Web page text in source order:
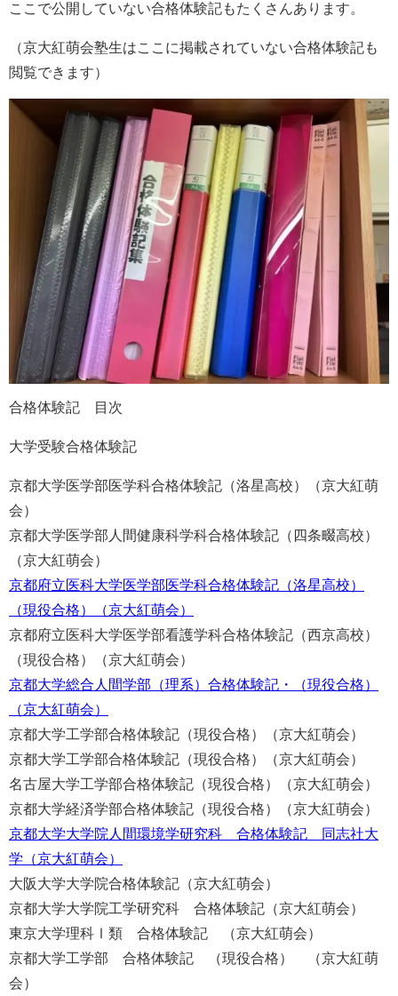
ここで公開していない合格体験記もたくさんあります。
（京大紅萌会塾生はここに掲載されていない合格体験記も
閲覧できます）
合格体験記 目次
大学受験合格体験記
京都大学医学部医学科合格体験記（洛星高校）（京大紅萌
会）
京都大学医学部人間健康科学科合格体験記（四条畷高校）
（京大紅萌会）
京都府立医科大学医学部医学科合格体験記（洛星高校）
（現役合格）（京大紅萌会）
京都府立医科大学医学部看護学科合格体験記（西京高校）
（現役合格）（京大紅萌会）
京都大学総合人間学部（理系）合格体験記・（現役合格）
（京大紅萌会）
京都大学工学部合格体験記（現役合格）（京大紅萌会）
京都大学工学部合格体験記（現役合格）（京大紅萌会）
名古屋大学工学部合格体験記（現役合格）（京大紅萌会）
京都大学経済学部合格体験記（現役合格）（京大紅萌会）
京都大学大学院人間環境学研究科 合格体験記 同志社大
学（京大紅萌会）
大阪大学大学院合格体験記（京大紅萌会）
京都大学大学院工学研究科 合格体験記（京大紅萌会）
東京大学理科Ⅰ類 合格体験記 （京大紅萌会）
京都大学工学部 合格体験記 （現役合格） （京大紅萌
会）